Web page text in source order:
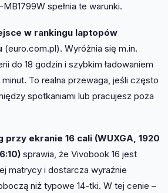
spełnia te warunki.
w rankingu laptopów
(euro.com.pl). Wyróżnia się m.in.
do 18 godzin i szybkim ładowaniem
To realna przewaga, jeśli często
spotkaniami lub pracujesz poza
przy ekranie 16 cali (WUXGA, 1920
sprawia, że Vivobook 16 jest
matrycy i dostarcza wyraźnie
niż typowe 14-tki. W tej cenie –